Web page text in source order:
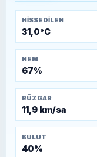
HISSEDILEN
31,0°C
NEM
67%
RÜZGAR
11,9 km/sa
BULUT
40%